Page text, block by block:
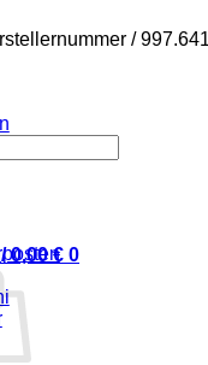
/0,00€ 0
/